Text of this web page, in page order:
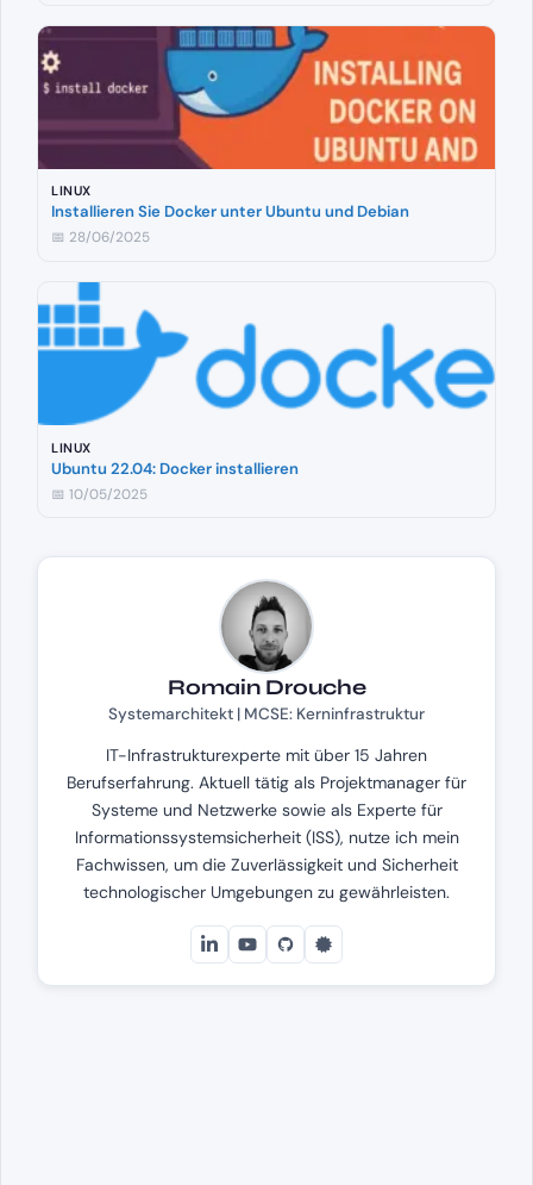
LINUX
Installieren Sie Docker unter Ubuntu und Debian
📅 28/06/2025
LINUX
Ubuntu 22.04: Docker installieren
📅 10/05/2025
Romain Drouche
Systemarchitekt | MCSE: Kerninfrastruktur
IT-Infrastrukturexperte mit über 15 Jahren
Berufserfahrung. Aktuell tätig als Projektmanager für
Systeme und Netzwerke sowie als Experte für
Informationssystemsicherheit (ISS), nutze ich mein
Fachwissen, um die Zuverlässigkeit und Sicherheit
technologischer Umgebungen zu gewährleisten.